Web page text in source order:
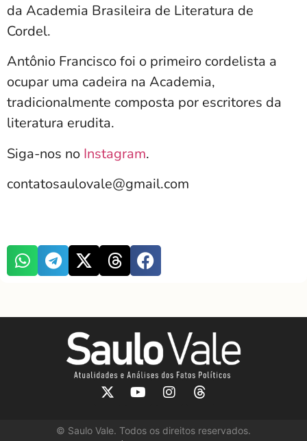
da Academia Brasileira de Literatura de
Cordel.
Antônio Francisco foi o primeiro cordelista a
ocupar uma cadeira na Academia,
tradicionalmente composta por escritores da
literatura erudita.
Siga-nos no Instagram.
contatosaulovale@gmail.com
© Saulo Vale. Todos os direitos reservados.